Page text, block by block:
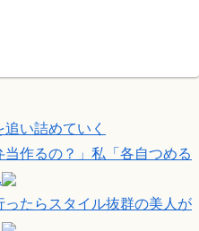
い詰めていく
作るの？」私「各自つめる
ったらスタイル抜群の美人が